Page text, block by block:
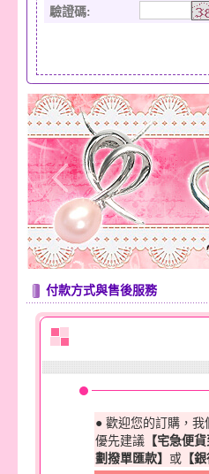
驗證碼:
付款方式與售後服務
● 歡迎您的訂購，
優先建議 【宅急便
劃撥單匯款】 或 【